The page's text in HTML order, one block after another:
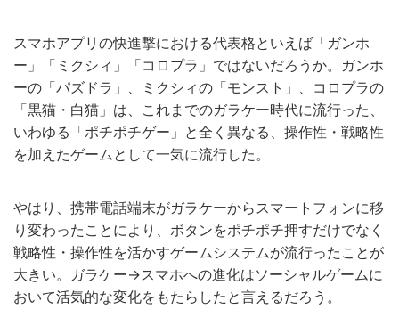
スマホアプリの快進撃における代表格といえば「ガンホ
ー」「ミクシィ」「コロプラ」ではないだろうか。ガンホ
ーの「パズドラ」、ミクシィの「モンスト」、コロプラの
「黒猫・白猫」は、これまでのガラケー時代に流行った、
いわゆる「ポチポチゲー」と全く異なる、操作性・戦略性
を加えたゲームとして一気に流行した。
やはり、携帯電話端末がガラケーからスマートフォンに移
り変わったことにより、ボタンをポチポチ押すだけでなく
戦略性・操作性を活かすゲームシステムが流行ったことが
大きい。ガラケー→スマホへの進化はソーシャルゲームに
おいて活気的な変化をもたらしたと言えるだろう。